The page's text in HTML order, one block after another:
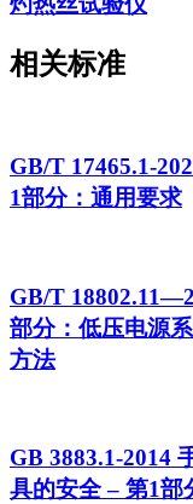
相关标准
GB/T 17465.1-
1部分：通用要求
GB/T
部分：低压电源
方法
GB 3883.1-2014
具的安全 – 第1部